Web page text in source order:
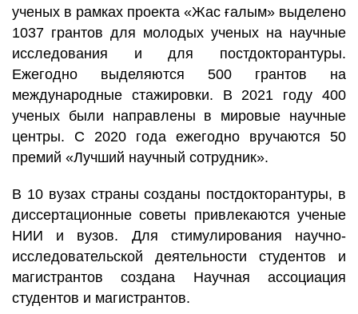
ученых в рамках проекта «Жас ғалым» выделено
1037 грантов для молодых ученых на научные
исследования и для постдокторантуры.
Ежегодно выделяются 500 грантов на
международные стажировки. В 2021 году 400
ученых были направлены в мировые научные
центры. С 2020 года ежегодно вручаются 50
премий «Лучший научный сотрудник».
В 10 вузах страны созданы постдокторантуры, в
диссертационные советы привлекаются ученые
НИИ и вузов. Для стимулирования научно-
исследовательской деятельности студентов и
магистрантов создана Научная ассоциация
студентов и магистрантов.